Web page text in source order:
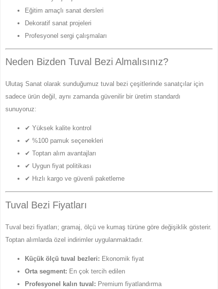
Eğitim amaçlı sanat dersleri
Dekoratif sanat projeleri
Profesyonel sergi çalışmaları
Neden Bizden Tuval Bezi Almalısınız?
Ulutaş Sanat olarak sunduğumuz tuval bezi çeşitlerinde sanatçılar için
sadece ürün değil, aynı zamanda güvenilir bir üretim standardı
sunuyoruz:
✔ Yüksek kalite kontrol
✔ %100 pamuk seçenekleri
✔ Toptan alım avantajları
✔ Uygun fiyat politikası
✔ Hızlı kargo ve güvenli paketleme
Tuval Bezi Fiyatları
Tuval bezi fiyatları; gramaj, ölçü ve kumaş türüne göre değişiklik gösterir.
Toptan alımlarda özel indirimler uygulanmaktadır.
Küçük ölçü tuval bezleri: Ekonomik fiyat
Orta segment: En çok tercih edilen
Profesyonel kalın tuval: Premium fiyatlandırma